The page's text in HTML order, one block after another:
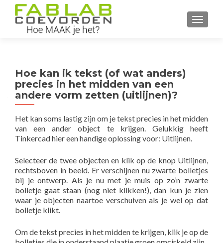
Hoe kan ik tekst (of wat anders)
precies in het midden van een
andere vorm zetten (uitlijnen)?
Het kan soms lastig zijn om je tekst precies in het midden
van een ander object te krijgen. Gelukkig heeft
Tinkercad hier een handige oplossing voor: Uitlijnen.
Selecteer de twee objecten en klik op de knop Uitlijnen,
rechtsboven in beeld. Er verschijnen nu zwarte bolletjes
bij je ontwerp. Als je nu met je muis op zo’n zwarte
bolletje gaat staan (nog niet klikken!), dan kun je zien
waar je objecten naartoe verschuiven als je wel op dat
bolletje klikt.
Om de tekst precies in het midden te krijgen, klik je op de